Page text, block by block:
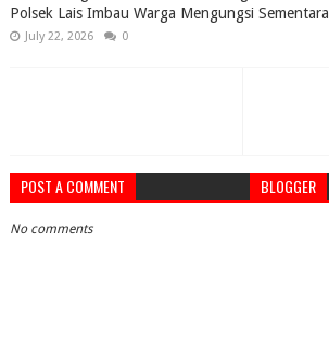
Polsek Lais Imbau Warga Mengungsi Sementara
July 22, 2026 0
POST A COMMENT BLOGGER
No comments